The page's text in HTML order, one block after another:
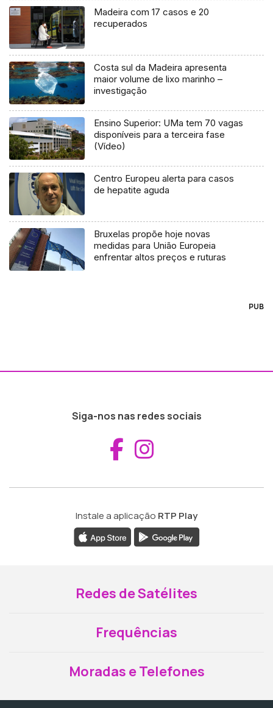
Madeira com 17 casos e 20
recuperados
Costa sul da Madeira apresenta
maior volume de lixo marinho –
investigação
Ensino Superior: UMa tem 70 vagas
disponíveis para a terceira fase
(Vídeo)
Centro Europeu alerta para casos
de hepatite aguda
Bruxelas propõe hoje novas
medidas para União Europeia
enfrentar altos preços e ruturas
PUB
Siga-nos nas redes sociais
Aceder ao
Instale a aplicação RTP Play
Redes de Satélites
Frequências
Moradas e Telefones